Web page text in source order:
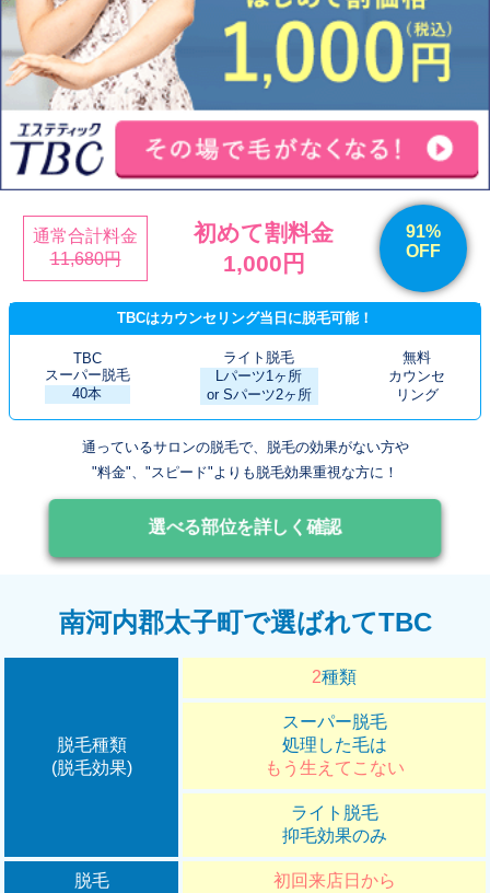
通常合計料金
11,680円
初めて割料金
1,000円
91%
OFF
TBCはカウンセリング当日に脱毛可能！
TBC
スーパー脱毛
40本
ライト脱毛
Lパーツ1ヶ所
or Sパーツ2ヶ所
無料
カウンセ
リング
通っているサロンの脱毛で、脱毛の効果がない方や
"料金"、"スピード"よりも脱毛効果重視な方に！
選べる部位を詳しく確認
南河内郡太子町で選ばれてTBC
脱毛種類
(脱毛効果)
2種類
スーパー脱毛
処理した毛は
もう生えてこない
ライト脱毛
抑毛効果のみ
脱毛 初回来店日から